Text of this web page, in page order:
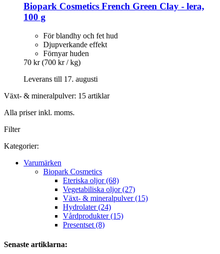
Biopark Cosmetics French Green Clay -​ lera,
100 g
För blandhy och fet hud
Djupverkande effekt
Förnyar huden
70 kr (700 kr / kg)
Leverans till 17. augusti
Växt- & mineralpulver: 15 artiklar
Alla priser inkl. moms.
Filter
Kategorier:
Varumärken
Biopark Cosmetics
Eteriska oljor (68)
Vegetabiliska oljor (27)
Växt- & mineralpulver (15)
Hydrolater (24)
Vårdprodukter (15)
Presentset (8)
Senaste artiklarna: